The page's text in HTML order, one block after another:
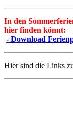
In den
hier finden könnt:
- Download
Hier sind die Links